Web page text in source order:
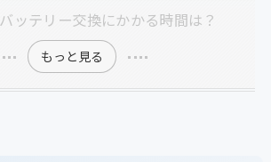
ッテリー交換にかかる時間は？
もっと見る